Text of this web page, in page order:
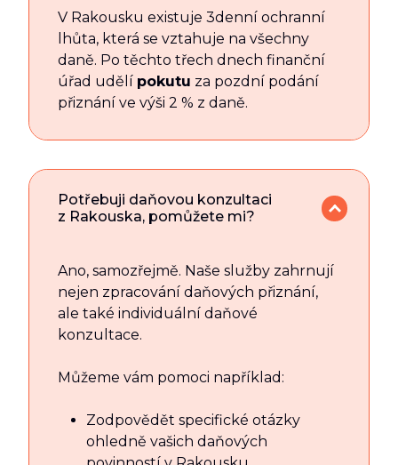
V Rakousku existuje 3denní ochranní
lhůta, která se vztahuje na všechny
daně. Po těchto třech dnech finanční
úřad udělí pokutu za pozdní podání
přiznání ve výši 2 % z daně.
Potřebuji daňovou konzultaci
z Rakouska, pomůžete mi?
Ano, samozřejmě. Naše služby zahrnují
nejen zpracování daňových přiznání,
ale také individuální daňové
konzultace.
Můžeme vám pomoci například:
Zodpovědět specifické otázky
ohledně vašich daňových